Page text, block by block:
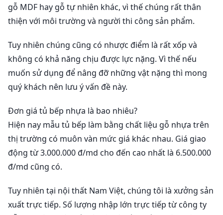
gỗ MDF hay gỗ tự nhiên khác, vì thế chúng rất thân
thiện với môi trường và người thi công sản phẩm.
Tuy nhiên chúng cũng có nhược điểm là rất xốp và
không có khả năng chịu được lực nặng. Vì thế nếu
muốn sử dụng để nâng đỡ những vật nặng thì mong
quý khách nên lưu ý vấn đề này.
Đơn giá tủ bếp nhựa là bao nhiêu?
Hiện nay mẫu tủ bếp làm bằng chất liệu gỗ nhựa trên
thị trường có muôn vàn mức giá khác nhau. Giá giao
động từ 3.000.000 đ/md cho đến cao nhất là 6.500.000
đ/md cũng có.
Tuy nhiên tại nội thất Nam Việt, chúng tôi là xưởng sản
xuất trực tiếp. Số lượng nhập lớn trực tiếp từ công ty